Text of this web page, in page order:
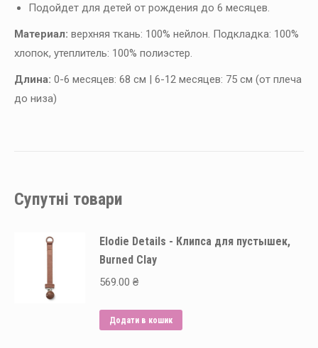
Подойдет для детей от рождения до 6 месяцев.
Материал: верхняя ткань: 100% нейлон. Подкладка: 100%
хлопок, утеплитель: 100% полиэстер.
Длина: 0-6 месяцев: 68 см | 6-12 месяцев: 75 см (от плеча
до низа)
Супутні товари
Elodie Details - Клипса для пустышек,
Burned Clay
569.00 ₴
Додати в кошик